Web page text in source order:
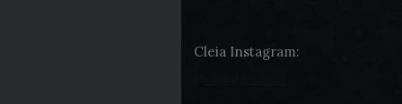
Cleia Instagram: